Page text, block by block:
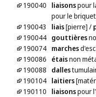
190040
liaisonspour
pour le
190043
liais[pierre] /
190044 gouttières
190074 marches
190086
étaisnon
190088
dalles
190104 laitiers
190110
liaisonspour